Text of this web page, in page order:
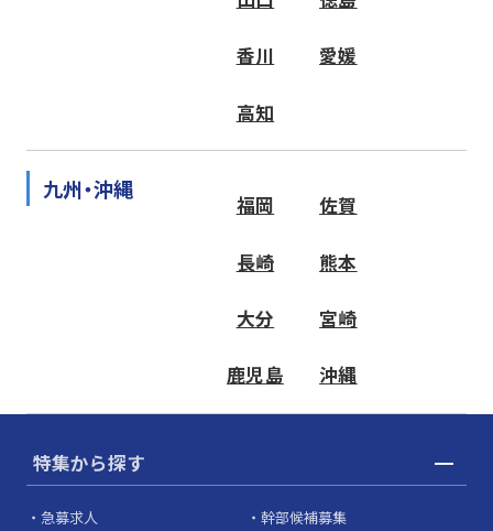
香川 愛媛
高知
九州・沖縄
福岡 佐賀
長崎 熊本
大分 宮崎
鹿児島 沖縄
特集から探す
急募求人
幹部候補募集